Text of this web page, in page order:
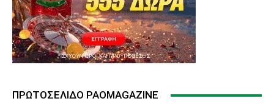
ΠΡΩΤΟΣΈΛΙΔΟ PAOMAGAZINE